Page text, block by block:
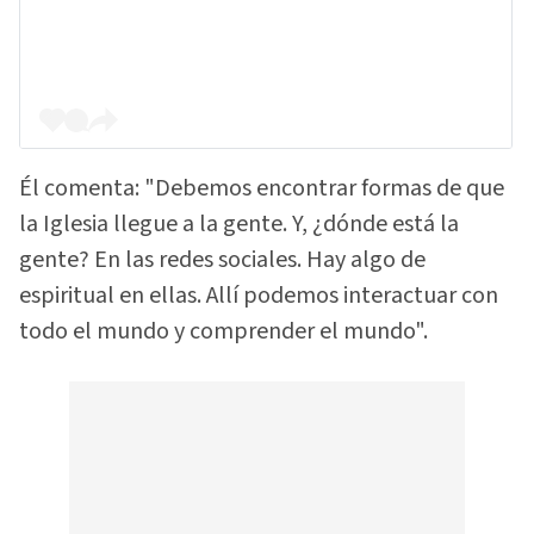
Él comenta: "Debemos encontrar formas de que
la Iglesia llegue a la gente. Y, ¿dónde está la
gente? En las redes sociales. Hay algo de
espiritual en ellas. Allí podemos interactuar con
todo el mundo y comprender el mundo".